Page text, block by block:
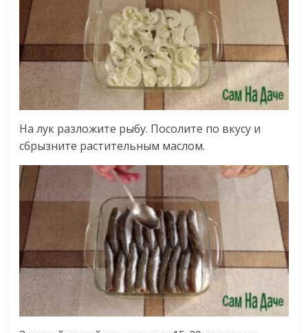
На лук разложите рыбу. Посолите по вкусу и
сбрызните растительным маслом.